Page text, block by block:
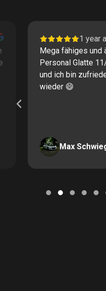
1 year
Mega fähiges und
Personal Glatte
und ich bin
wieder 😄
Max